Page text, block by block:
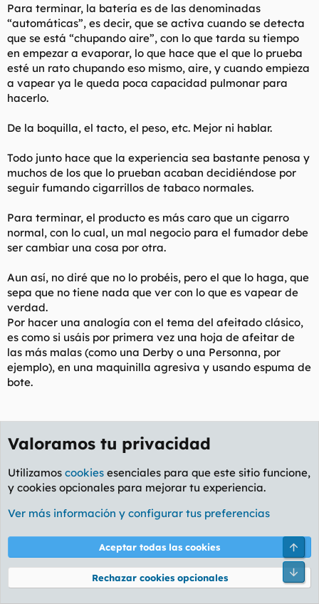
Para terminar, la batería es de las denominadas
“automáticas”, es decir, que se activa cuando se detecta
que se está “chupando aire”, con lo que tarda su tiempo
en empezar a evaporar, lo que hace que el que lo prueba
esté un rato chupando eso mismo, aire, y cuando empieza
a vapear ya le queda poca capacidad pulmonar para
hacerlo.
De la boquilla, el tacto, el peso, etc. Mejor ni hablar.
Todo junto hace que la experiencia sea bastante penosa y
muchos de los que lo prueban acaban decidiéndose por
seguir fumando cigarrillos de tabaco normales.
Para terminar, el producto es más caro que un cigarro
normal, con lo cual, un mal negocio para el fumador debe
ser cambiar una cosa por otra.
Aun así, no diré que no lo probéis, pero el que lo haga, que
sepa que no tiene nada que ver con lo que es vapear de
verdad.
Por hacer una analogía con el tema del afeitado clásico,
es como si usáis por primera vez una hoja de afeitar de
las más malas (como una Derby o una Personna, por
ejemplo), en una maquinilla agresiva y usando espuma de
bote.
Viene a ser más de lo mismo, con la diferencia de que en
partir de ahora denominaremos “mini cigarrillo”. Pero en
general la calidad de la experiencia sigue dejando mucho
que desear, según me han comentado.
Pie